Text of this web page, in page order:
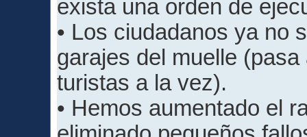
exista una orden de
• Los ciudadanos ya no
garajes del muelle
turistas a la vez).
• Hemos aumentado el